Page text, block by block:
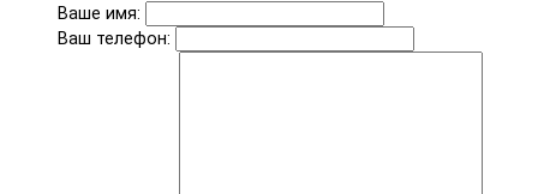
Ваше имя:
Ваш телефон: